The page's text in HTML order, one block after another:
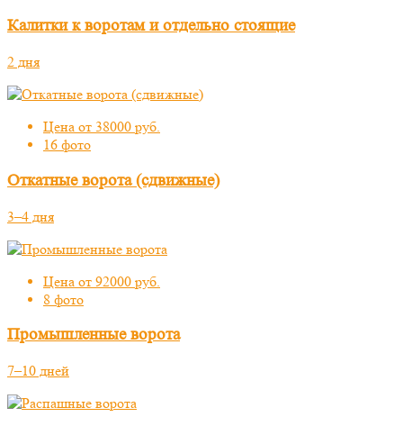
Калитки к воротам и отдельно стоящие
2 дня
Цена от 38000 руб.
16 фото
Откатные ворота (сдвижные)
3–4 дня
Цена от 92000 руб.
8 фото
Промышленные ворота
7–10 дней